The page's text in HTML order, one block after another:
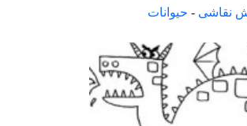
نقاشی - حیوانات